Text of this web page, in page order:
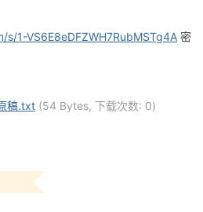
1-VS6E8eDFZWH7RubMSTg4A 密
稿.txt (54 Bytes, 下载次数: 0)